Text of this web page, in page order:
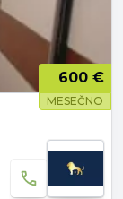
600 €
MESEČNO